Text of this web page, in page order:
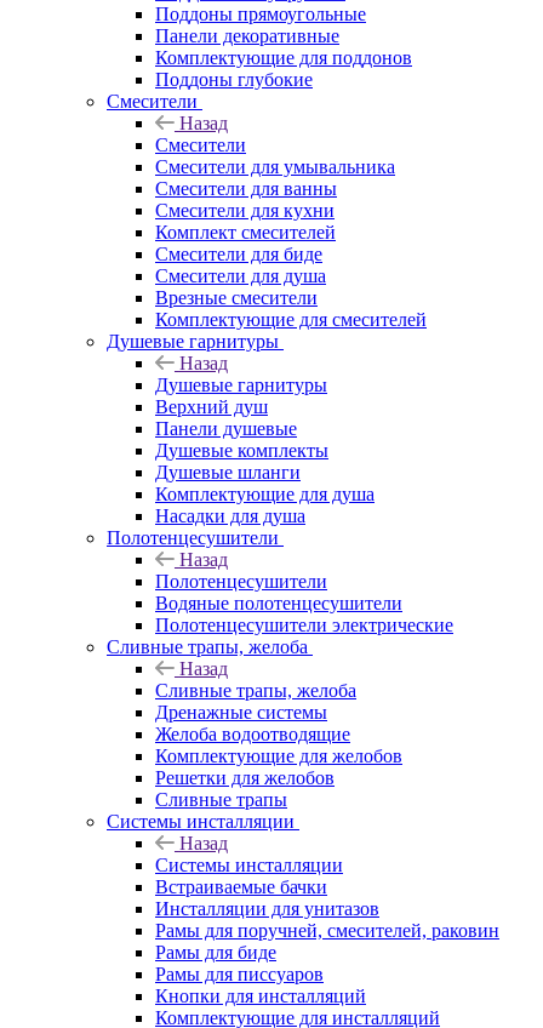
Поддоны прямоугольные
Панели декоративные
Комплектующие для поддонов
Поддоны глубокие
Смесители
Назад
Смесители
Смесители для умывальника
Смесители для ванны
Смесители для кухни
Комплект смесителей
Смесители для биде
Смесители для душа
Врезные смесители
Комплектующие для смесителей
Душевые гарнитуры
Назад
Душевые гарнитуры
Верхний душ
Панели душевые
Душевые комплекты
Душевые шланги
Комплектующие для душа
Насадки для душа
Полотенцесушители
Назад
Полотенцесушители
Водяные полотенцесушители
Полотенцесушители электрические
Сливные трапы, желоба
Назад
Сливные трапы, желоба
Дренажные системы
Желоба водоотводящие
Комплектующие для желобов
Решетки для желобов
Сливные трапы
Системы инсталляции
Назад
Системы инсталляции
Встраиваемые бачки
Инсталляции для унитазов
Рамы для поручней, смесителей, раковин
Рамы для биде
Рамы для писсуаров
Кнопки для инсталляций
Комплектующие для инсталляций